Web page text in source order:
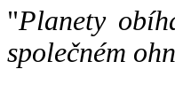
"Planety
společném